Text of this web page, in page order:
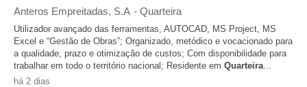
Anteros Empreitadas, S.A - Quarteira
Utilizador avançado das ferramentas, AUTOCAD, MS Project, MS
Excel e “Gestão de Obras”; Organizado, metódico e vocacionado para
a qualidade, prazo e otimização de custos; Com disponibilidade para
trabalhar em todo o território nacional; Residente em Quarteira...
há 2 dias